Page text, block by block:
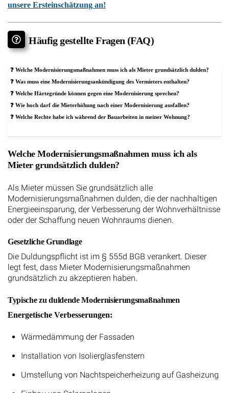
unsere Ersteinschätzung an!
Häufig gestellte Fragen (FAQ)
Welche Modernisierungsmaßnahmen muss ich als Mieter grundsätzlich dulden?
Was muss eine Modernisierungsankündigung des Vermieters enthalten?
Welche Härtegründe können gegen eine Modernisierung sprechen?
Wie hoch darf die Mieterhöhung nach einer Modernisierung ausfallen?
Welche Rechte habe ich während der Bauarbeiten in meiner Wohnung?
Welche Modernisierungsmaßnahmen muss ich als
Mieter grundsätzlich dulden?
Als Mieter müssen Sie grundsätzlich alle
Modernisierungsmaßnahmen dulden, die der nachhaltigen
Energieeinsparung, der Verbesserung der Wohnverhältnisse
oder der Schaffung neuen Wohnraums dienen.
Gesetzliche Grundlage
Die Duldungspflicht ist im § 555d BGB verankert. Dieser
legt fest, dass Mieter Modernisierungsmaßnahmen
grundsätzlich zu akzeptieren haben.
Typische zu duldende Modernisierungsmaßnahmen
Energetische Verbesserungen:
Wärmedämmung der Fassaden
Installation von Isolierglasfenstern
Umstellung von Nachtspeicherheizung auf Gasheizung